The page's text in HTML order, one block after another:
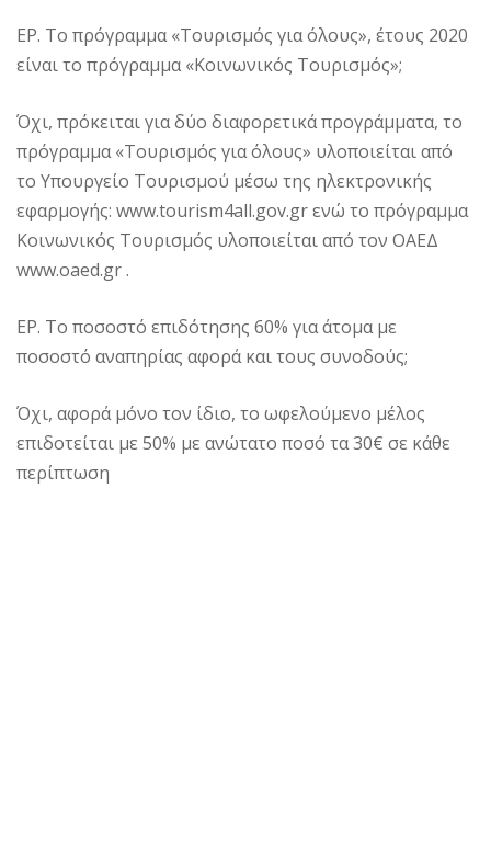
ΕΡ. Το πρόγραμμα «Τουρισμός για όλους», έτους 2020
είναι το πρόγραμμα «Κοινωνικός Τουρισμός»;
Όχι, πρόκειται για δύο διαφορετικά προγράμματα, το
πρόγραμμα «Τουρισμός για όλους» υλοποιείται από
το Υπουργείο Τουρισμού μέσω της ηλεκτρονικής
εφαρμογής: www.tourism4all.gov.gr ενώ το πρόγραμμα
Κοινωνικός Τουρισμός υλοποιείται από τον ΟΑΕΔ
www.oaed.gr .
ΕΡ. Το ποσοστό επιδότησης 60% για άτομα με
ποσοστό αναπηρίας αφορά και τους συνοδούς;
Όχι, αφορά μόνο τον ίδιο, το ωφελούμενο μέλος
επιδοτείται με 50% με ανώτατο ποσό τα 30€ σε κάθε
περίπτωση